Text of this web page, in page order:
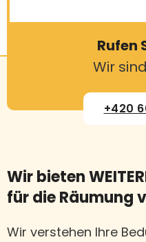
Rufen
Wir
+420
Wir bieten
für die Räumung
Wir verstehen Ihre